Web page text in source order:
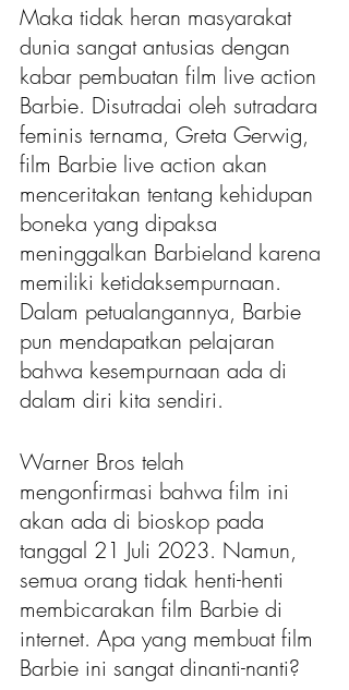
Maka tidak heran masyarakat
dunia sangat antusias dengan
kabar pembuatan film live action
Barbie. Disutradai oleh sutradara
feminis ternama, Greta Gerwig,
film Barbie live action akan
menceritakan tentang kehidupan
boneka yang dipaksa
meninggalkan Barbieland karena
memiliki ketidaksempurnaan.
Dalam petualangannya, Barbie
pun mendapatkan pelajaran
bahwa kesempurnaan ada di
dalam diri kita sendiri.
Warner Bros telah
mengonfirmasi bahwa film ini
akan ada di bioskop pada
tanggal 21 Juli 2023. Namun,
semua orang tidak henti-henti
membicarakan film Barbie di
internet. Apa yang membuat film
Barbie ini sangat dinanti-nanti?